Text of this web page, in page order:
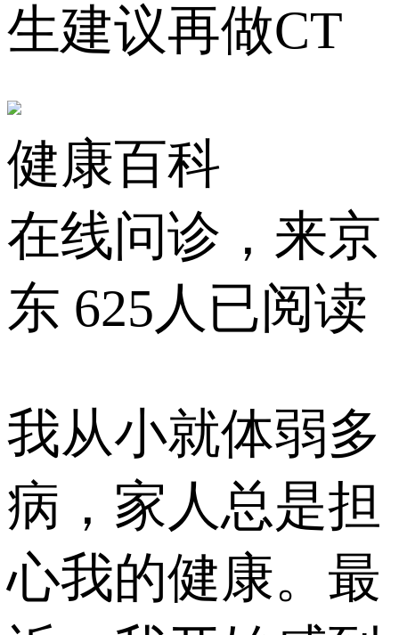
生建议再做CT
健康百科
在线问诊，来京
东 625人已阅读
我从小就体弱多
病，家人总是担
心我的健康。最